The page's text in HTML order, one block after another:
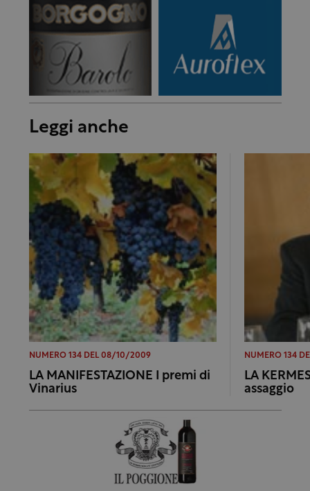
Leggi anche
NUMERO 134 DEL 08/10/2009
LA MANIFESTAZIONE I premi di
Vinarius
NUMERO 134
LA
assaggio